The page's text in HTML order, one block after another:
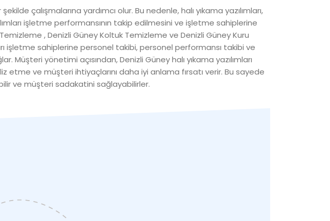
çalışmalarına yardımcı olur. Bu nedenle, halı yıkama yazılımları,
işletme performansının takip edilmesini ve işletme sahiplerine
, Denizli Güney Koltuk Temizleme ve Denizli Güney Kuru
işletme sahiplerine personel takibi, personel performansı takibi ve
yönetimi açısından, Denizli Güney halı yıkama yazılımları
ve müşteri ihtiyaçlarını daha iyi anlama fırsatı verir. Bu sayede
ve müşteri sadakatini sağlayabilirler.